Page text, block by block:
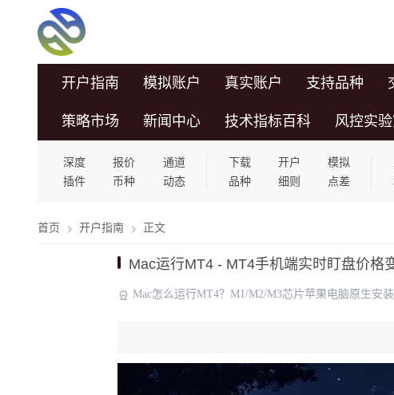
开户指南 模拟账户 真实账户 支持品种
策略市场 新闻中心 技术指标百科 风控实
深度 报价
通道
插件
币种 动态
下载 开户
模拟
品种
细则 点差
首页 开户指南 正文
Mac运行MT4 - MT4手机端实时盯盘价格
Mac怎么运行MT4？M1/M2/M3芯片苹果电脑原生安